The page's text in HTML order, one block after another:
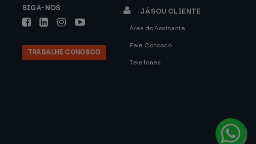
SIGA-NOS
TRABALHE CONOSCO
JÁ SOU CLIENTE
Área do Assinante
Fale Conosco
Telefones